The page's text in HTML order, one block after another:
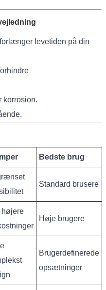
levetiden på din
korrosion.
Bedste brug
Standard brusere
højere
Høje brugere
Brugerdefinerede
opsætninger